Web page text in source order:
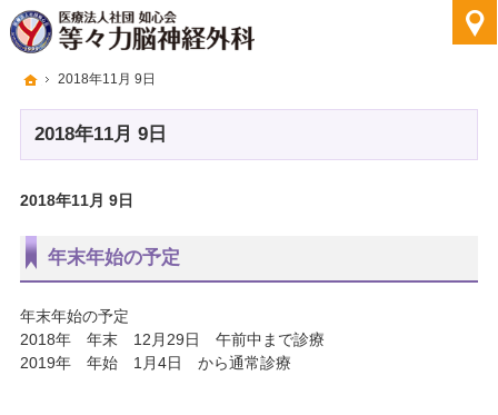
2018年11月 9日
2018年11月 9日
年末年始の予定
年末年始の予定
2018年 年末 12月29日 午前中まで診療
2019年 年始 1月4日 から通常診療
ホーム
2018年11月 9日